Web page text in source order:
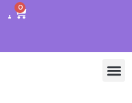
0